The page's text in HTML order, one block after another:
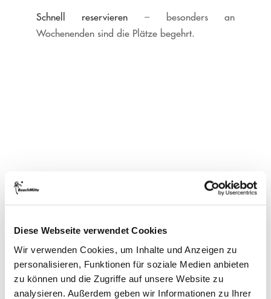
Diese Webseite verwendet Cookies
Wir verwenden Cookies, um Inhalte und Anzeigen zu
personalisieren, Funktionen für soziale Medien anbieten
zu können und die Zugriffe auf unsere Website zu
analysieren. Außerdem geben wir Informationen zu Ihrer
Schnell reservieren – besonders an
Wochenenden sind die Plätze begehrt.
FAQ
Ab welchem Alter macht